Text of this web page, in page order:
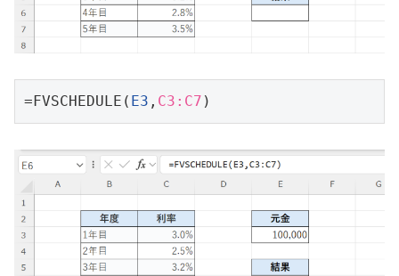
=FVSCHEDULE( E3 , C3:C7